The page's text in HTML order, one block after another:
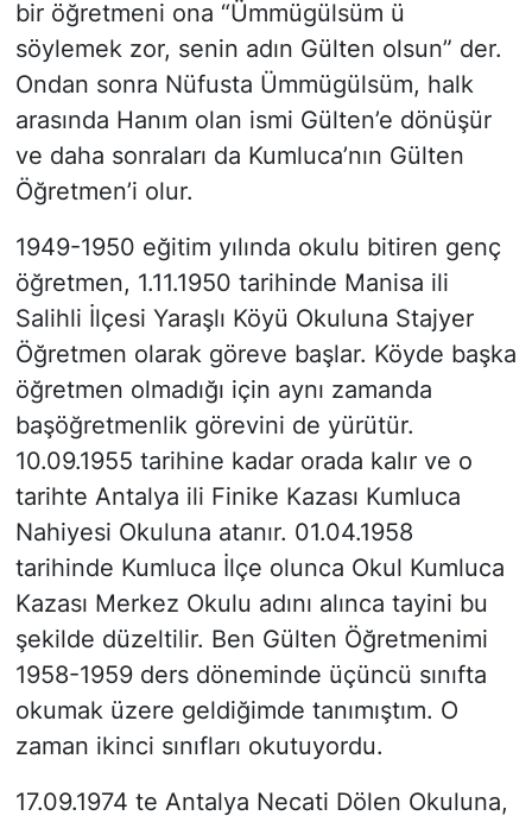
bir öğretmeni ona “Ümmügülsüm ü
söylemek zor, senin adın Gülten olsun” der.
Ondan sonra Nüfusta Ümmügülsüm, halk
arasında Hanım olan ismi Gülten’e dönüşür
ve daha sonraları da Kumluca’nın Gülten
Öğretmen’i olur.
1949-1950 eğitim yılında okulu bitiren genç
öğretmen, 1.11.1950 tarihinde Manisa ili
Salihli İlçesi Yaraşlı Köyü Okuluna Stajyer
Öğretmen olarak göreve başlar. Köyde başka
öğretmen olmadığı için aynı zamanda
başöğretmenlik görevini de yürütür.
10.09.1955 tarihine kadar orada kalır ve o
tarihte Antalya ili Finike Kazası Kumluca
Nahiyesi Okuluna atanır. 01.04.1958
tarihinde Kumluca İlçe olunca Okul Kumluca
Kazası Merkez Okulu adını alınca tayini bu
şekilde düzeltilir. Ben Gülten Öğretmenimi
1958-1959 ders döneminde üçüncü sınıfta
okumak üzere geldiğimde tanımıştım. O
zaman ikinci sınıfları okutuyordu.
17.09.1974 te Antalya Necati Dölen Okuluna,